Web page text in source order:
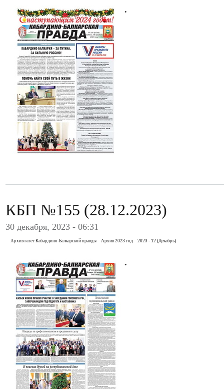
.
КБП №155 (28.12.2023)
30 декабря, 2023 - 06:31
Архив газет Кабардино-Балкарской правды Архив 2023 год 2023 - 12 (Декабрь)
.